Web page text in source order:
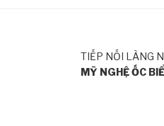
TIẾP NỐI LÀNG
MỸ NGHỆ ỐC